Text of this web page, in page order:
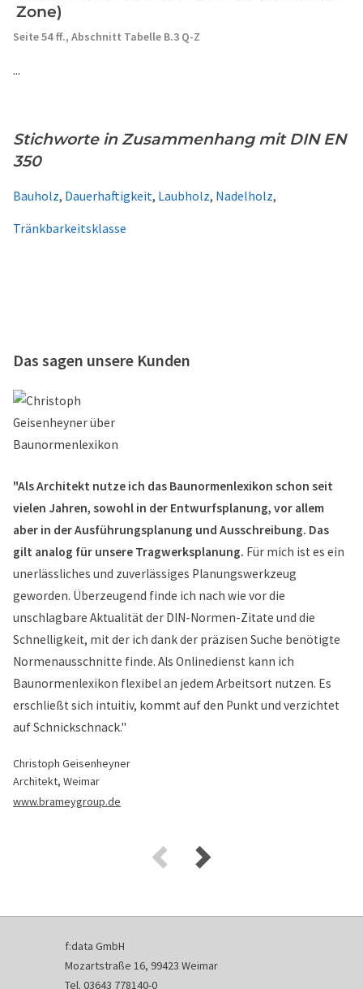
Zone)
Seite 54 ff., Abschnitt Tabelle B.3 Q-Z
...
Stichworte in Zusammenhang mit DIN EN
350
Bauholz, Dauerhaftigkeit, Laubholz, Nadelholz,
Tränkbarkeitsklasse
Das sagen unsere Kunden
"Als Architekt nutze ich das Baunormenlexikon schon seit
vielen Jahren, sowohl in der Entwurfsplanung, vor allem
aber in der Ausführungsplanung und Ausschreibung. Das
gilt analog für unsere Tragwerksplanung. Für mich ist es ein
unerlässliches und zuverlässiges Planungswerkzeug
geworden. Überzeugend finde ich nach wie vor die
unschlagbare Aktualität der DIN-Normen-Zitate und die
Schnelligkeit, mit der ich dank der präzisen Suche benötigte
Normenausschnitte finde. Als Onlinedienst kann ich
Baunormenlexikon flexibel an jedem Arbeitsort nutzen. Es
erschließt sich intuitiv, kommt auf den Punkt und verzichtet
auf Schnickschnack."
Christoph Geisenheyner
Architekt, Weimar
www.brameygroup.de
f:data GmbH
Mozartstraße 16, 99423 Weimar
Tel. 03643 778140-0